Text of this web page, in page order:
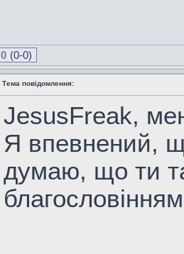
0 (0-0)
Тема повідомлення:
JesusFreak,
Я впевнений,
думаю, що ти